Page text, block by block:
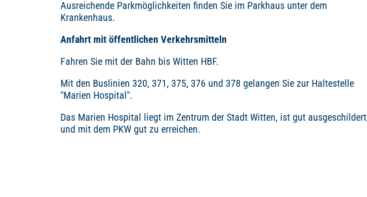
Ausreichende Parkmöglichkeiten finden Sie im Parkhaus unter dem
Krankenhaus.
Anfahrt mit öffentlichen Verkehrsmitteln
Fahren Sie mit der Bahn bis Witten HBF.
Mit den Buslinien 320, 371, 375, 376 und 378 gelangen Sie zur Haltestelle
"Marien Hospital".
Das Marien Hospital liegt im Zentrum der Stadt Witten, ist gut ausgeschildert
und mit dem PKW gut zu erreichen.